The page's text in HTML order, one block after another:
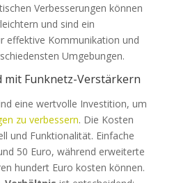
Verbesserungen können
und sind ein
effektive Kommunikation und
Umgebungen.
mit Funknetz-Verstärkern
eine wertvolle Investition, um
zu verbessern. Die Kosten
und Funktionalität. Einfache
50 Euro, während erweiterte
hundert Euro kosten können.